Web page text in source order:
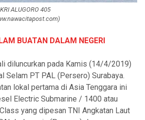
KRI ALUGORO 405
BUATAN DALAM NEGERI
diluncurkan pada Kamis (14/4/2019)
Selam PT PAL (Persero) Surabaya.
lokal pertama di Asia Tenggara ini
Electric Submarine / 1400 atau
yang dipesan TNI Angkatan Laut